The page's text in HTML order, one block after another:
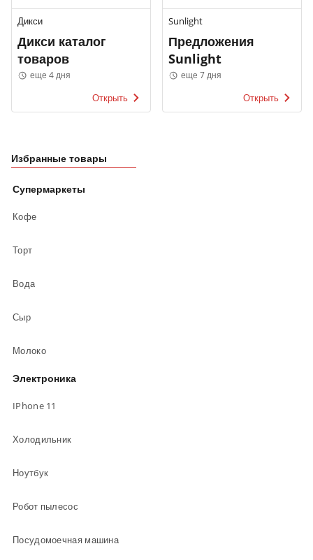
Дикси
Дикси каталог
товаров
еще 4 дня
Открыть
Sunlight
Предложения
Sunlight
еще 7 дня
Открыть
Избранные товары
Супермаркеты
Кофе
Торт
Вода
Сыр
Молоко
Электроника
IPhone 11
Холодильник
Ноутбук
Робот пылесос
Посудомоечная машина